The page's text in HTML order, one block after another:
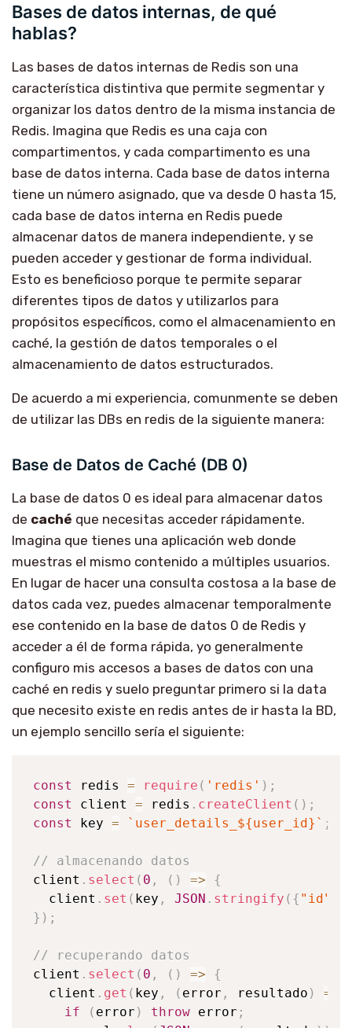
Bases de datos internas, de qué
hablas?
Las bases de datos internas de Redis son una
característica distintiva que permite segmentar y
organizar los datos dentro de la misma instancia de
Redis. Imagina que Redis es una caja con
compartimentos, y cada compartimento es una
base de datos interna. Cada base de datos interna
tiene un número asignado, que va desde 0 hasta 15,
cada base de datos interna en Redis puede
almacenar datos de manera independiente, y se
pueden acceder y gestionar de forma individual.
Esto es beneficioso porque te permite separar
diferentes tipos de datos y utilizarlos para
propósitos específicos, como el almacenamiento en
caché, la gestión de datos temporales o el
almacenamiento de datos estructurados.
De acuerdo a mi experiencia, comunmente se deben
de utilizar las DBs en redis de la siguiente manera:
Base de Datos de Caché (DB 0)
La base de datos 0 es ideal para almacenar datos
de caché que necesitas acceder rápidamente.
Imagina que tienes una aplicación web donde
muestras el mismo contenido a múltiples usuarios.
En lugar de hacer una consulta costosa a la base de
datos cada vez, puedes almacenar temporalmente
ese contenido en la base de datos 0 de Redis y
acceder a él de forma rápida, yo generalmente
configuro mis accesos a bases de datos con una
caché en redis y suelo preguntar primero si la data
que necesito existe en redis antes de ir hasta la BD,
un ejemplo sencillo sería el siguiente:
const redis = require ( 'redis' ) ;
const
client = redis . createClient ( ) ;
const
key = ` user_details_ ${user_id} ` ;
// almacenando datos
client . select ( 0 , ( ) =>
{
  client
. set ( key , JSON . stringify ( { "id"
} ) ;
// recuperando datos
client . select ( 0 , ( ) =>
{
  client
. get ( key , ( error , resultado ) =>
if
( error ) throw error ;